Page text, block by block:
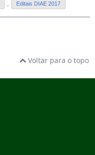
Editais DIAE 2017
Voltar para o topo